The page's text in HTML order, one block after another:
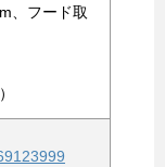
、フード取